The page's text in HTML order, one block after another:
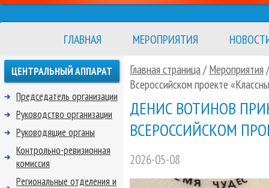
ГЛАВНАЯ МЕРОПРИЯТИЯ
Главная страница/ Мероприятия
Всероссийском проекте
ДЕНИС ВОТИНОВ
ВСЕРОССИЙСКОМ
2026-05-08
ЦЕНТРАЛЬНЫЙ АППАРАТ
Председатель организации
Руководство организации
Руководящие органы
Контрольно-ревизионная
комиссия
Региональные отделения и